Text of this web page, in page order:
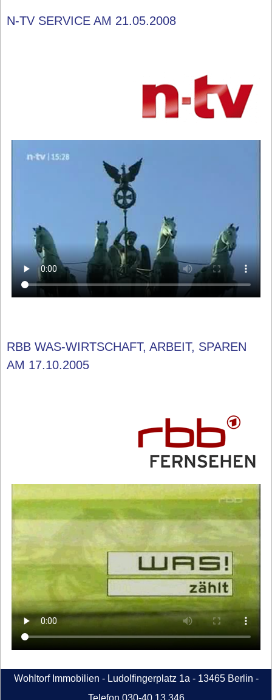
N-TV SERVICE AM 21.05.2008
RBB WAS-WIRTSCHAFT, ARBEIT, SPAREN
AM 17.10.2005
Wohltorf Immobilien - Ludolfingerplatz 1a - 13465 Berlin -